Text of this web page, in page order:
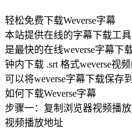
轻松免费下载Weverse字幕
本站提供在线的字幕下载工具
是最快的在线weverse字幕下
钟内下载 .srt 格式weverse视
可以将weverse字幕下载保存
如何下载Weverse字幕
步骤一：复制浏览器视频播
视频播放地址